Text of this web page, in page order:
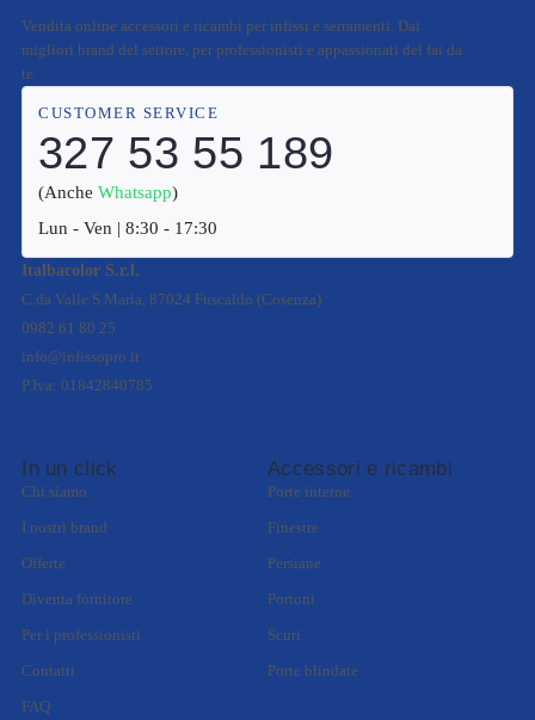
Vendita online accessori e ricambi per infissi e serramenti. Dai
migliori brand del settore, per professionisti e appassionati del fai da
te
CUSTOMER SERVICE
327 53 55 189
(AncheWhatsapp)
Lun - Ven | 8:30 - 17:30
Italbacolor S.r.l.
C.da Valle S.Maria, 87024 Fuscaldo (Cosenza)
0982 61 80 25
info@infissopro.it
P.Iva: 01842840785
In un click
Chi siamo
I nostri brand
Offerte
Diventa fornitore
Per i professionisti
Contatti
FAQ
Accessori e ricambi
Porte interne
Finestre
Persiane
Portoni
Scuri
Porte blindate